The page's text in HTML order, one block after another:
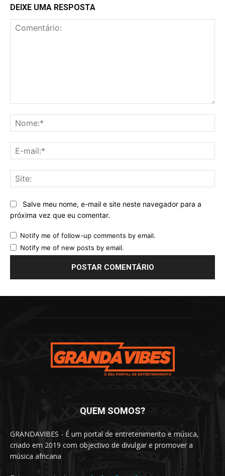
DEIXE UMA RESPOSTA
Salve meu nome, e-mail e site neste navegador para a
próxima vez que eu comentar.
Notify me of follow-up comments by email.
Notify me of new posts by email.
QUEM SOMOS?
GRANDAVIBES - É um portal de entretenimento e música,
criado em 2019 com objectivo de divulgar e promover a
música africana